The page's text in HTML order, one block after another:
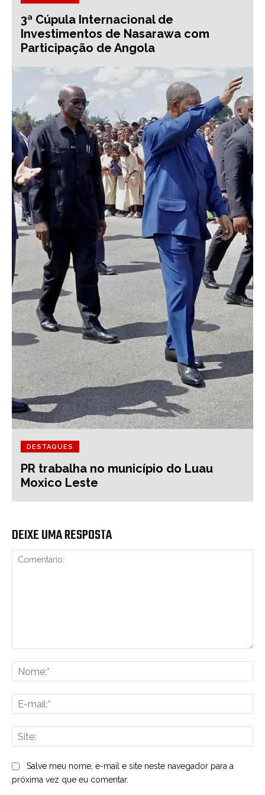
3ª Cúpula Internacional de
Investimentos de Nasarawa com
Participação de Angola
DESTAQUES
PR trabalha no município do Luau
Moxico Leste
DEIXE UMA RESPOSTA
Salve meu nome, e-mail e site neste navegador para a
próxima vez que eu comentar.